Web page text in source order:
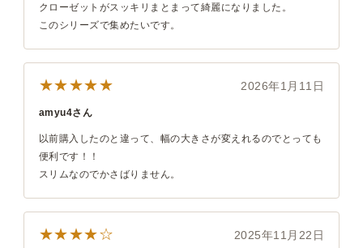
クローゼットがスッキリまとまって綺麗になりました。
このシリーズで集めたいです。
★★★★★ 2026年1月11日
amyu4さん
以前購入したのと違って、幅の大きさが変えれるのでとっても
便利です！！
スリムなのでかさばりません。
★★★★☆ 2025年11月22日